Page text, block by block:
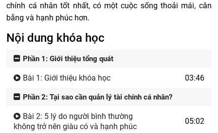
chính cá nhân tốt nhất, có một cuộc sống thoải mái, cân
bằng và hạnh phúc hơn.
Nội dung khóa học
Phần 1: Giới thiệu tổng quát
Bài 1: Giới thiệu khóa học 03:46
Phần 2: Tại sao cần quản lý tài chính cá nhân?
Bài 2: 5 lý do người bình thường
không trở nên giàu có và hạnh phúc
05:02